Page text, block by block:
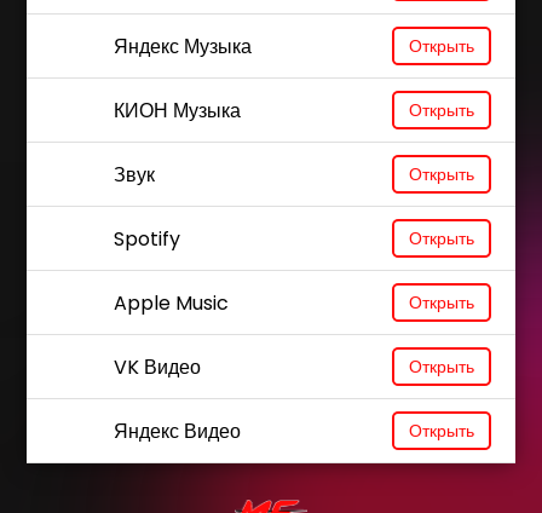
Яндекс Музыка Открыть
КИОН Музыка Открыть
Звук Открыть
Spotify Открыть
Apple Music Открыть
VK Видео Открыть
Яндекс Видео Открыть